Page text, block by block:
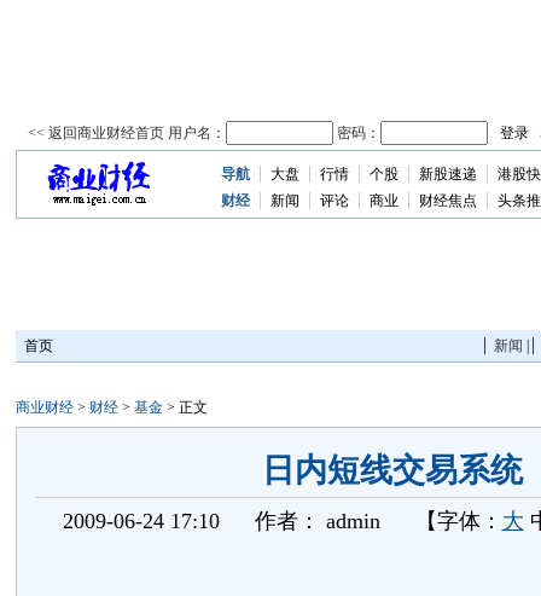
导航 大盘 行情 个股 新股速递
港股
财经
新闻 评论 商业 财经焦点 头条
首页 新闻
商业财经> 财经> 基金> 正文
日内短线交易系统
2009-06-24 17:10 作者： admin 【字体： 大